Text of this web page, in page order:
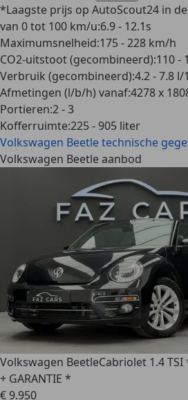
*Laagste prijs op AutoScout24 in
van 0 tot 100 km/u:6.9 - 12.1s
Maximumsnelheid:175 - 228 km/h
CO2-uitstoot (gecombineerd):110 -
Verbruik (gecombineerd):4.2 - 7.8 l/
Afmetingen (l/b/h) vanaf:4278 x
Portieren:2 - 3
Kofferruimte:225 - 905 liter
Volkswagen Beetletechnische
Volkswagen Beetle aanbod
Volkswagen BeetleCabriolet 1.4 TSI
+ GARANTIE *
€ 9.950